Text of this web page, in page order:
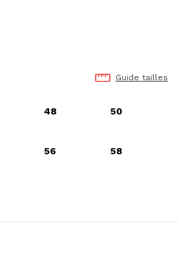
Guide tailles
48 50
56 58